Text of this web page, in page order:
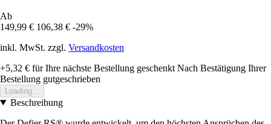
Ab
149,99 € 106,38 € -29%
inkl. MwSt. zzgl. Versandkosten
+5,32 € für Ihre nächste Bestellung geschenkt Nach Bestätigung Ihrer
Bestellung gutgeschrieben
Loading...
Beschreibung